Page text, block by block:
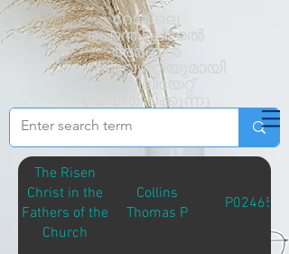
റോമിലെ
പൊന്തിഫിക്കൽ
അർബൻ
യൂണിവേഴ്സിറ്റിയുമായി
അഫിലിയേറ്റ്
ചെയ്തിരിക്കുന്നു
The Risen
Christ in the
Fathers of the
Church
Collins
Thomas P
P02465